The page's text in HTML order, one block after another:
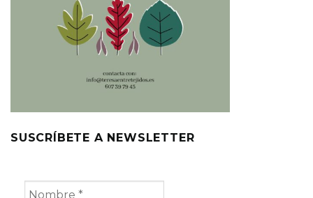
SUSCRÍBETE A NEWSLETTER